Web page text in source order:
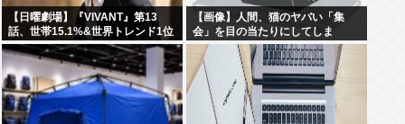
【日曜劇場】『VIVANT』第13
話、世帯15.1%&世界トレンド1位
【画像】人間、猫のヤバい「集
会」を目の当たりにしてしま
う・・・・・